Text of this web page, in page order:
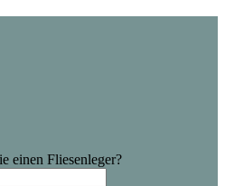
einen Fliesenleger?